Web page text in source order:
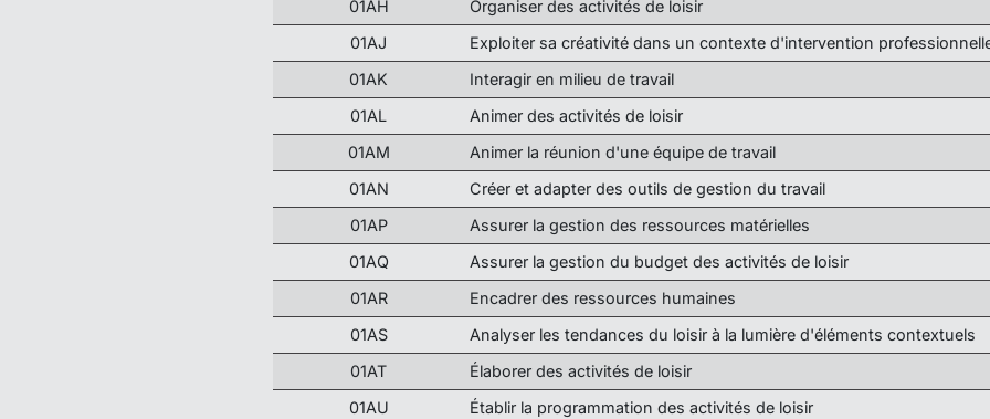
01AH
Organiser des activités de loisir
01AJ
Exploiter sa créativité dans un contexte d'intervention
01AK
Interagir en milieu de travail
01AL
Animer des activités de loisir
01AM
Animer la réunion d'une équipe de travail
01AN
Créer et adapter des outils de gestion du travail
01AP
Assurer la gestion des ressources matérielles
01AQ
Assurer la gestion du budget des activités de loisir
01AR
Encadrer des ressources humaines
01AS
Analyser les tendances du loisir à la lumière d'éléments contextuels
01AT
Élaborer des activités de loisir
01AU
Établir la programmation des activités de loisir